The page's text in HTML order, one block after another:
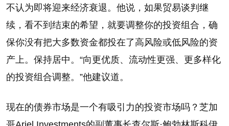
不认为即将迎来经济衰退。他说，如果贸易谈判继
续，看不到结束的希望，就要调整你的投资组合，确
保你没有把大多数资金都投在了高风险或低风险的资
产上。保持居中。“向更优质、流动性更强、更多样化
的投资组合调整。”他建议道。
现在的债券市场是一个有吸引力的投资市场吗？芝加